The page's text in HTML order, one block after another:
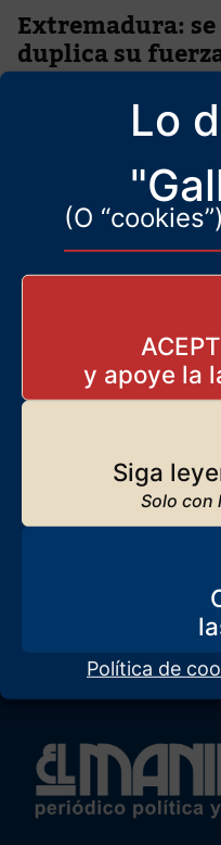
Lo
(O
Siga
Política de
Extremadura: se
duplica su
dependiendo de
22 de diciembre de 2025
Catástrofe del Régimen en